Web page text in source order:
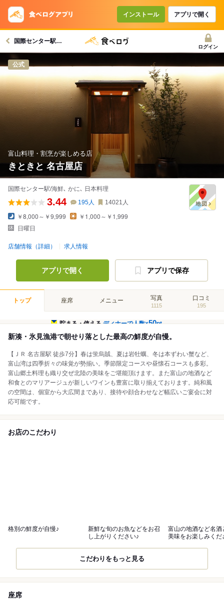
インストール アプリで開く
国際センター駅グルメへ
ログイン
公式
富山料理・割烹が楽しめる店
きときと 名古屋店
国際センター駅/海鮮､ かに､ 日本料理
3.44 195人 14021 人
￥8,000～￥9,999
￥1,000～￥1,999
日曜日
店舗情報（詳細） 求人情報
アプリで開く アプリで保存
トップ 座席 メニュー 写真
1115
口コミ
195
貯まる・使えるディナーで人数×50pt
新湊・氷見漁港で朝せり落とした最高の鮮度が自慢。
【ＪＲ 名古屋駅 徒歩7分】春は蛍烏賊、夏は岩牡蠣、冬は本ずわい蟹など、
富山湾は四季折々の味覚が勢揃い。季節限定コースや昼懐石コースも多彩。
富山郷土料理も織り交ぜ北陸の美味をご堪能頂けます。また富山の地酒など
和食とのマリアージュが新しいワインも豊富に取り揃えております。純和風
の空間は、個室から大広間まであり、接待や顔合わせなど幅広いご宴会に対
応可能です。
お店のこだわり
格別の鮮度が自慢♪
新鮮な旬のお魚などをお召
し上がりください♪
富山の地酒など名酒
美味をお楽しみくだ
こだわりをもっと見る
座席
コースで使えるクーポン
戻る
クーポンを利用せず予約する